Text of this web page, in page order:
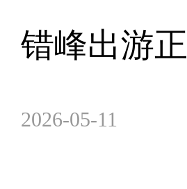
错峰出游
2026-05-11